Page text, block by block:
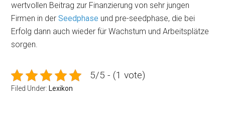
wertvollen Beitrag zur Finanzierung von sehr jungen
Firmen in derSeedphase und pre-seedphase, die bei
Erfolg dann auch wieder für Wachstum und Arbeitsplätze
sorgen.
5/5 - (1 vote)
Filed Under: Lexikon